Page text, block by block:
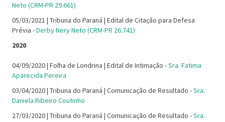
Neto (CRM-PR 29.661)
05/03/2021 | Tribuna do Paraná | Edital de Citação para Defesa
Prévia -Derby Nery Neto (CRM-PR 26.741)
2020
04/09/2020 | Folha de Londrina | Edital de Intimação -Sra. Fatima
Aparecida Pereira
03/04/2020 | Tribuna do Paraná | Comunicação de Resultado -Sra.
Daniela Ribeiro Coutinho
27/03/2020 | Tribuna do Paraná | Comunicação de Resultado -Sra.